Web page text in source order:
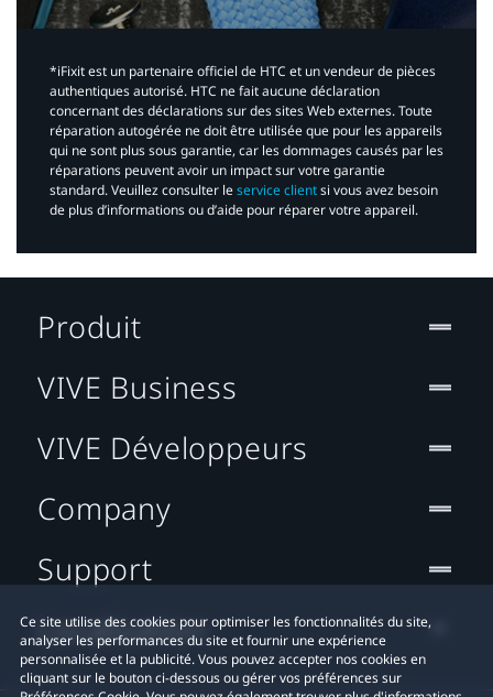
*iFixit est un partenaire officiel de HTC et un vendeur de pièces
authentiques autorisé. HTC ne fait aucune déclaration
concernant des déclarations sur des sites Web externes. Toute
réparation autogérée ne doit être utilisée que pour les appareils
qui ne sont plus sous garantie, car les dommages causés par les
réparations peuvent avoir un impact sur votre garantie
standard. Veuillez consulter leservice clientsi vous avez besoin
de plus d’informations ou d’aide pour réparer votre appareil.​
Ce site utilise des cookies pour optimiser les fonctionnalités du site,
analyser les performances du site et fournir une expérience
personnalisée et la publicité. Vous pouvez accepter nos cookies en
cliquant sur le bouton ci-dessous ou gérer vos préférences sur
Produit
VIVE Business
VIVE Développeurs
Company
Support
Localisation